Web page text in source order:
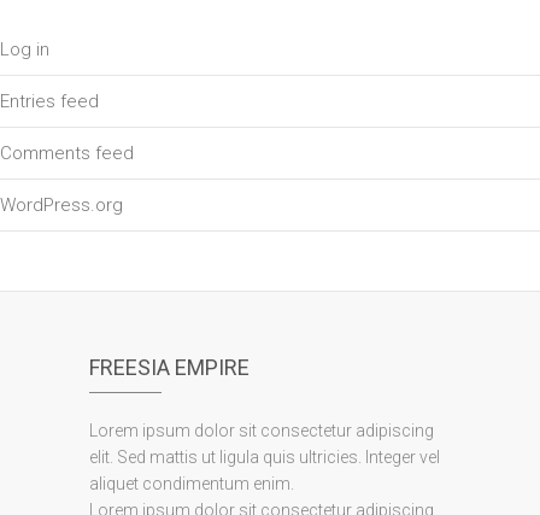
Log in
Entries feed
Comments feed
WordPress.org
FREESIA EMPIRE
Lorem ipsum dolor sit consectetur adipiscing
elit. Sed mattis ut ligula quis ultricies. Integer vel
aliquet condimentum enim.
Lorem ipsum dolor sit consectetur adipiscing